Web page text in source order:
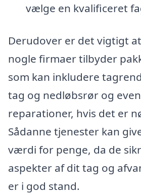
vælge en kvalificeret
Derudover er det vigtigt
nogle firmaer tilbyder
som kan inkludere
tag og nedløbsrør og
reparationer, hvis det er
Sådanne tjenester kan
værdi for penge, da de
aspekter af dit tag og
er i god stand.